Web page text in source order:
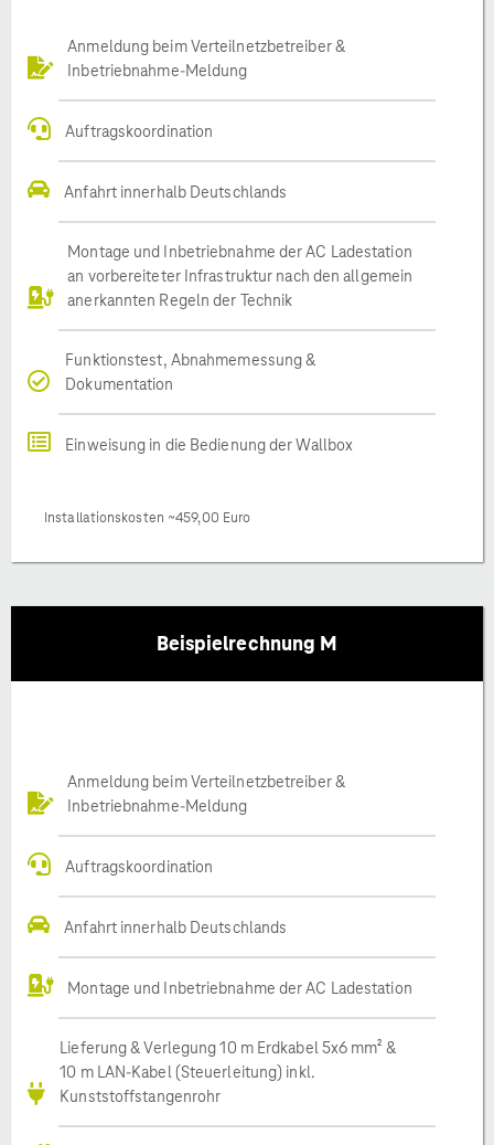
Anmeldung beim Verteilnetzbetreiber &
Inbetriebnahme-Meldung
Auftragskoordination
Anfahrt innerhalb Deutschlands
Montage und Inbetriebnahme der AC Ladestation
an vorbereiteter Infrastruktur nach den allgemein
anerkannten Regeln der Technik
Funktionstest, Abnahmemessung &
Dokumentation
Einweisung in die Bedienung der Wallbox
Installationskosten ~459,00 Euro
Beispielrechnung M
Anmeldung beim Verteilnetzbetreiber &
Inbetriebnahme-Meldung
Auftragskoordination
Anfahrt innerhalb Deutschlands
Montage und Inbetriebnahme der AC Ladestation
Lieferung & Verlegung 10 m Erdkabel 5x6 mm² &
10 m LAN-Kabel (Steuerleitung) inkl.
Kunststoffstangenrohr